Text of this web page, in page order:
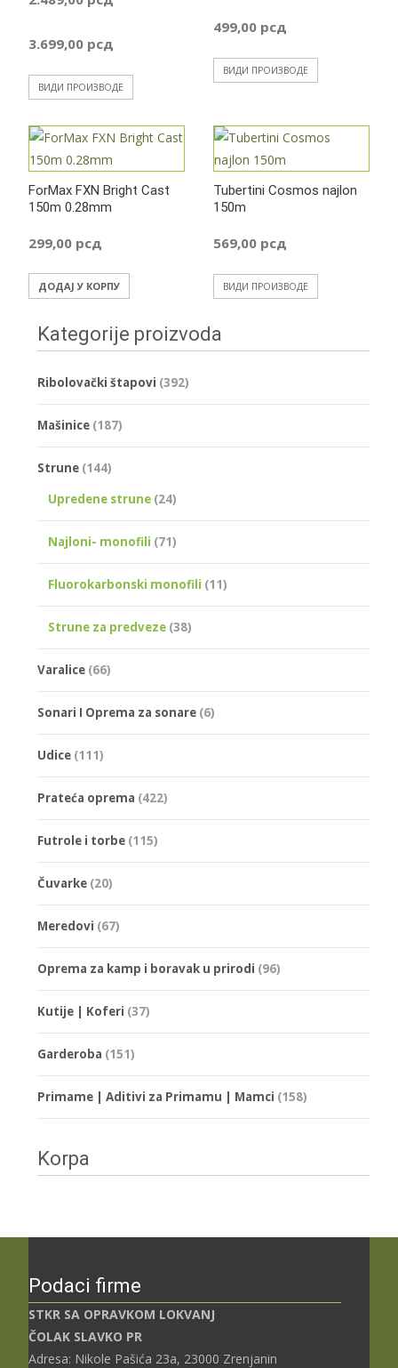
3.699,00 рсд
цена:
од
2.489,00 рсд
3.699,00 рсд
ВИДИ ПРОИЗВОДЕ
499,00 рсд
цена:
до
ВИДИ ПРОИЗВОДЕ
ForMax FXN Bright Cast
150m 0.28mm
299,00 рсд
ДОДАЈ У КОРПУ
Tubertini Cosmos najlon
150m
569,00 рсд
ВИДИ ПРОИЗВОДЕ
Kategorije proizvoda
Ribolovački štapovi (392)
Mašinice (187)
Strune (144)
Upredene strune (24)
Najloni- monofili (71)
Fluorokarbonski monofili (11)
Strune za predveze (38)
Varalice (66)
Sonari I Oprema za sonare (6)
Udice (111)
Prateća oprema (422)
Futrole i torbe (115)
Čuvarke (20)
Meredovi (67)
Oprema za kamp i boravak u prirodi (96)
Kutije | Koferi (37)
Garderoba (151)
Primame | Aditivi za Primamu | Mamci (158)
Korpa
Podaci firme
STKR SA OPRAVKOM LOKVANJ
ČOLAK SLAVKO PR
Adresa: Nikole Pašića 23a, 23000 Zrenjanin